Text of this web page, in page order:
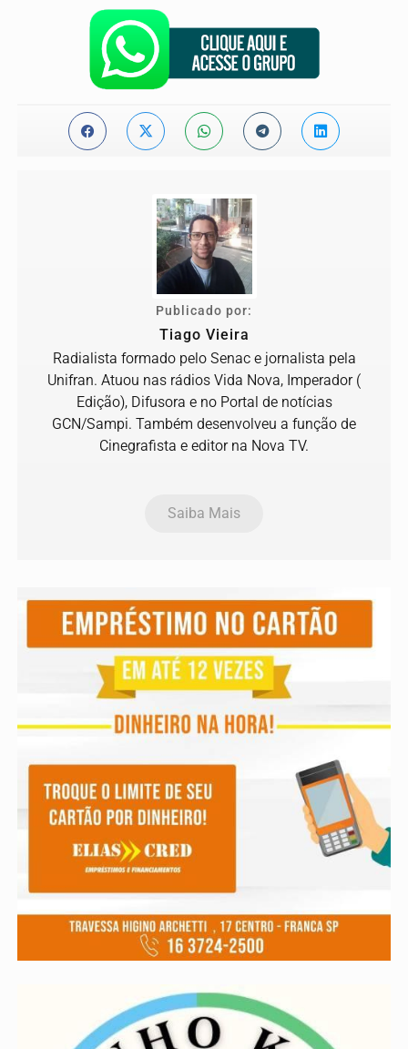
Publicado por:
Tiago Vieira
Radialista formado pelo Senac e jornalista pela
Unifran. Atuou nas rádios Vida Nova, Imperador (
Edição), Difusora e no Portal de notícias
GCN/Sampi. Também desenvolveu a função de
Cinegrafista e editor na Nova TV.
Saiba Mais